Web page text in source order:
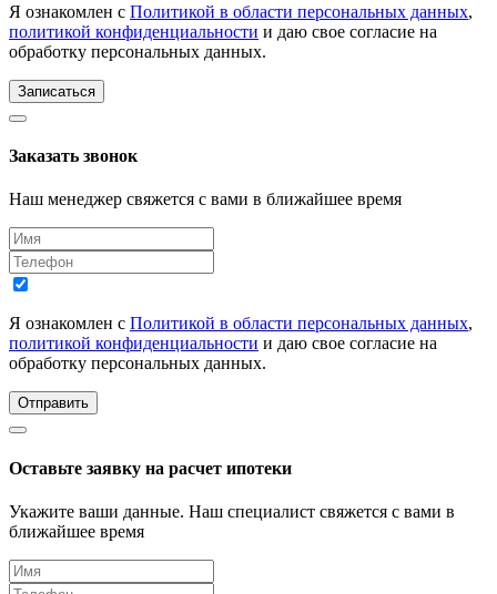
Я ознакомлен с Политикой в области персональных данных,
политикой конфиденциальности и даю свое согласие на
обработку персональных данных.
Записаться
Заказать звонок
Наш менеджер свяжется с вами в ближайшее время
Я ознакомлен с Политикой в области персональных данных,
политикой конфиденциальности и даю свое согласие на
обработку персональных данных.
Отправить
Оставьте заявку на расчет ипотеки
Укажите ваши данные. Наш специалист свяжется с вами в
ближайшее время